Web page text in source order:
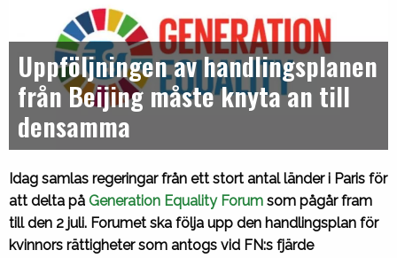
Uppföljningen av handlingsplanen
från Beijing måste knyta an till
densamma
Idag samlas regeringar från ett stort antal länder i Paris för
att delta på Generation Equality Forum som pågår fram
till den 2 juli. Forumet ska följa upp den handlingsplan för
kvinnors rättigheter som antogs vid FN:s fjärde